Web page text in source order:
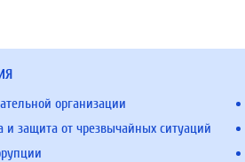
организации
и защита от чрезвычайных ситуаций